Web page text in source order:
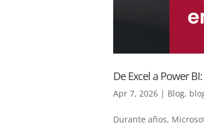
De Excel a Power
Apr 7, 2026 | Blog,
Durante años,